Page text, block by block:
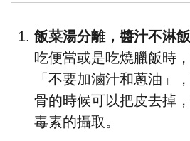
飯菜湯分離，醬汁不淋飯
吃便當或是吃燒臘飯時
「不要加滷汁和蔥油」
骨的時候可以把皮去掉
毒素的攝取。